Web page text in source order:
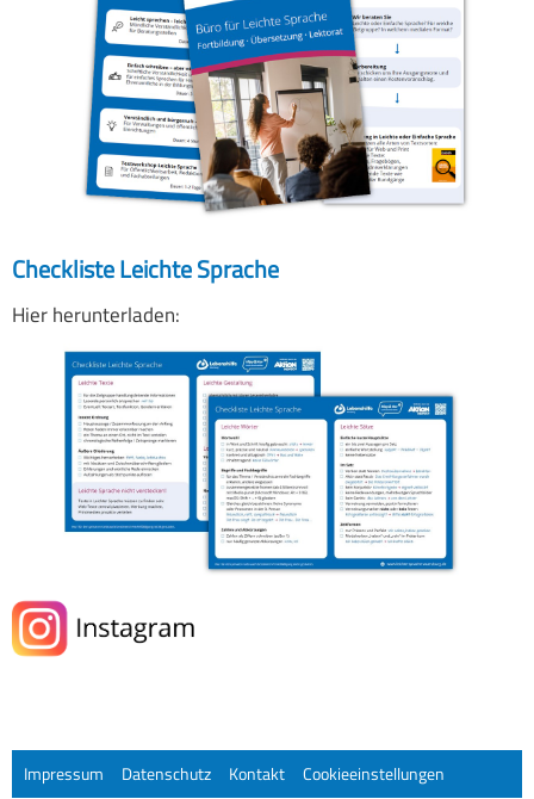
Checkliste Leichte Sprache
Hier herunterladen:
Impressum Datenschutz Kontakt Cookieeinstellungen